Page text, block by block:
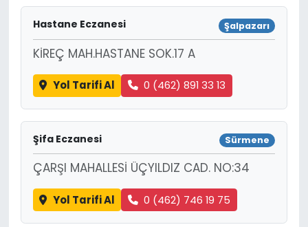
Hastane Eczanesi Şalpazarı
KİREÇ MAH.HASTANE SOK.17 A
Yol Tarifi Al 0 (462) 891 33 13
Şifa Eczanesi Sürmene
ÇARŞI MAHALLESİ ÜÇYILDIZ CAD. NO:34
Yol Tarifi Al 0 (462) 746 19 75